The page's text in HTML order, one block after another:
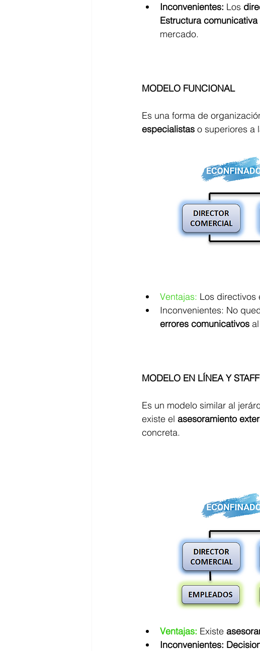
Inconvenientes: Los
Estructura comunicativa
mercado.
MODELO FUNCIONAL
Es una forma de
especialistas o superiores a
Ventajas: Los directivos
Inconvenientes: No
errores comunicativos
MODELO EN LÍNEA Y
Es un modelo similar al
existe el asesoramiento
concreta.
Ventajas: Existe
Inconvenientes: